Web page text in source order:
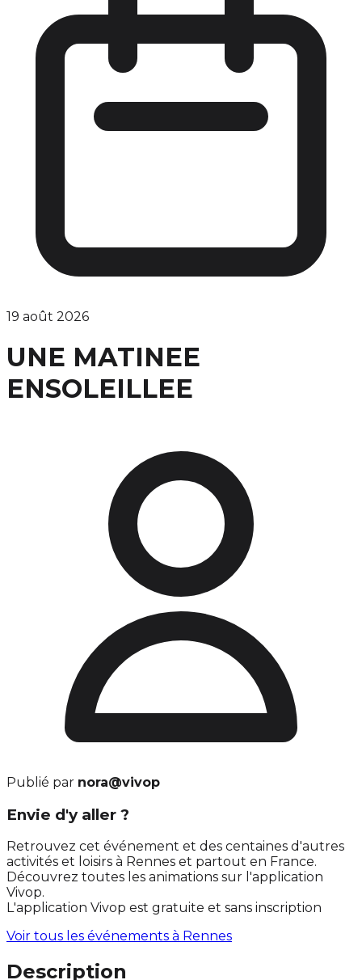
19 août 2026
UNE MATINEE
ENSOLEILLEE
Publié par nora@vivop
Envie d'y aller ?
Retrouvez cet événement et des centaines d'autres
activités et loisirs à Rennes et partout en France.
Découvrez toutes les animations sur l'application
Vivop.
L'application Vivop est gratuite et sans inscription
Voir tous les événements à Rennes
Description